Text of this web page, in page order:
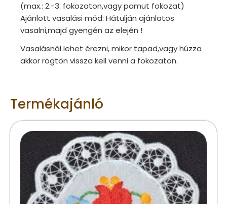
(max.: 2.-3. fokozaton,vagy pamut fokozat)
Ajánlott vasalási mód: Hátulján ajánlatos
vasalni,majd gyengén az elején !
Vasalásnál lehet érezni, mikor tapad,vagy húzza
akkor rögtön vissza kell venni a fokozaton.
Termékajánló